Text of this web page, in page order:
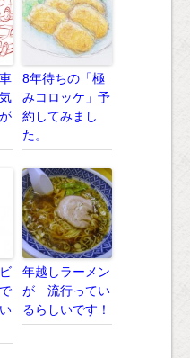
8年待ちの「極
みコロッケ」予
約してみまし
た。
年越しラーメン
が 流行ってい
るらしいです！